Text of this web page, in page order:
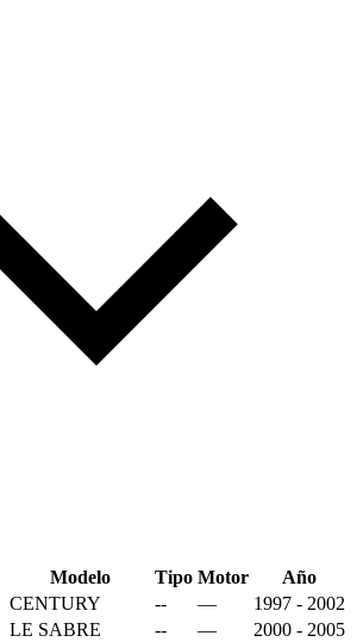
Modelo Tipo Motor
Año
CENTURY -- —
1997 - 2002
LE SABRE -- —
2000 - 2005